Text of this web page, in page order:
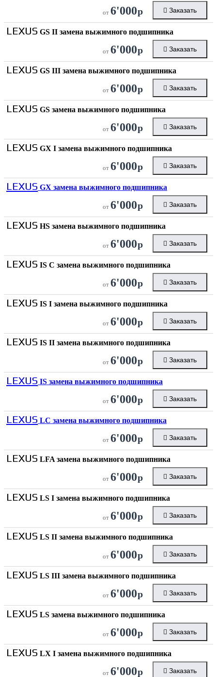
от 6'000р Заказать
LEXUS GS II замена выжимного подшипника
от 6'000р Заказать
LEXUS GS III замена выжимного подшипника
от 6'000р Заказать
LEXUS GS замена выжимного подшипника
от 6'000р Заказать
LEXUS GX I замена выжимного подшипника
от 6'000р Заказать
LEXUS GX замена выжимного подшипника
от 6'000р Заказать
LEXUS HS замена выжимного подшипника
от 6'000р Заказать
LEXUS IS C замена выжимного подшипника
от 6'000р Заказать
LEXUS IS I замена выжимного подшипника
от 6'000р Заказать
LEXUS IS II замена выжимного подшипника
от 6'000р Заказать
LEXUS IS замена выжимного подшипника
от 6'000р Заказать
LEXUS LC замена выжимного подшипника
от 6'000р Заказать
LEXUS LFA замена выжимного подшипника
от 6'000р Заказать
LEXUS LS I замена выжимного подшипника
от 6'000р Заказать
LEXUS LS II замена выжимного подшипника
от 6'000р Заказать
LEXUS LS III замена выжимного подшипника
от 6'000р Заказать
LEXUS LS замена выжимного подшипника
от 6'000р Заказать
LEXUS LX I замена выжимного подшипника
от 6'000р Заказать